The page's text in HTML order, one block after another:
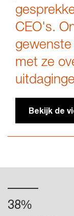
CEO's.
met ze
Bekijk de
38%